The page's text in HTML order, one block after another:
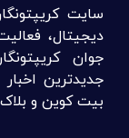
سایت
جوان
جدیدترین
بیت کوین و